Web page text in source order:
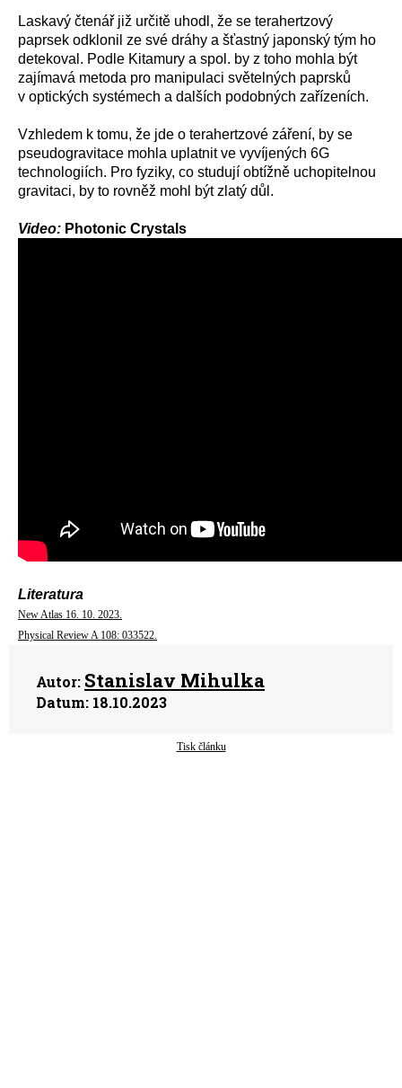
Laskavý čtenář již určitě uhodl, že se terahertzový
paprsek odklonil ze své dráhy a šťastný japonský tým ho
detekoval. Podle Kitamury a spol. by z toho mohla být
zajímavá metoda pro manipulaci světelných paprsků
v optických systémech a dalších podobných zařízeních.
Vzhledem k tomu, že jde o terahertzové záření, by se
pseudogravitace mohla uplatnit ve vyvíjených 6G
technologiích. Pro fyziky, co studují obtížně uchopitelnou
gravitaci, by to rovněž mohl být zlatý důl.
Video: Photonic Crystals
Literatura
New Atlas 16. 10. 2023.
Physical Review A 108: 033522.
Autor: Stanislav Mihulka
Datum: 18.10.2023
Tisk článku